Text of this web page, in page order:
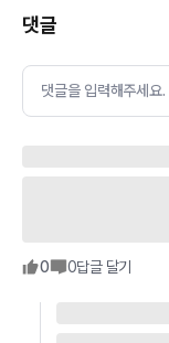
댓글
댓글을 입력해주세요.
0 0답글 달기